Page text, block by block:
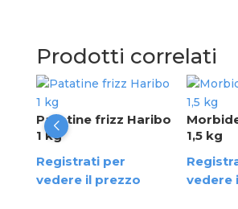
Prodotti correlati
Patatine frizz Haribo
1 kg
Registrati per
vedere il prezzo
1,5 kg
vedere